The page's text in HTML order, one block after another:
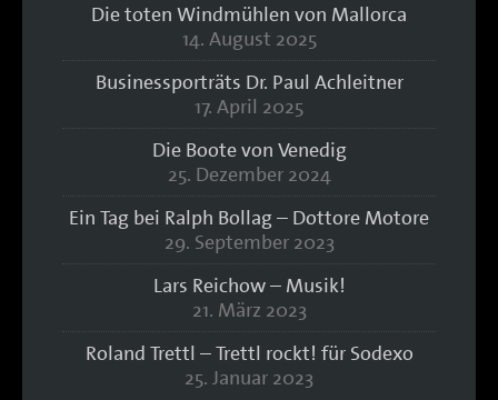
Die toten Windmühlen von Mallorca
14. August 2025
Businessporträts Dr. Paul Achleitner
17. April 2025
Die Boote von Venedig
25. Dezember 2024
Ein Tag bei Ralph Bollag – Dottore Motore
29. September 2023
Lars Reichow – Musik!
21. März 2023
Roland Trettl – Trettl rockt! für Sodexo
25. Januar 2023